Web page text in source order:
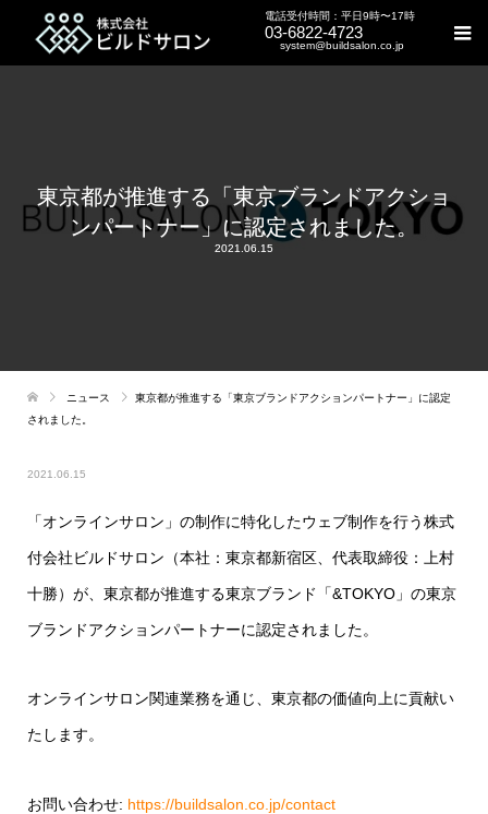
電話受付時間：平日9時〜17時
03-6822-4723
system@buildsalon.co.jp
東京都が推進する「東京ブランドアクショ
ンパートナー」に認定されました。
2021.06.15
ニュース
東京都が推進する「東京ブランドアクションパートナー」に認定
されました。
2021.06.15
「オンラインサロン」の制作に特化したウェブ制作を行う株式
付会社ビルドサロン（本社：東京都新宿区、代表取締役：上村
十勝）が、東京都が推進する東京ブランド「&TOKYO」の東京
ブランドアクションパートナーに認定されました。
オンラインサロン関連業務を通じ、東京都の価値向上に貢献い
たします。
お問い合わせ: https://buildsalon.co.jp/contact